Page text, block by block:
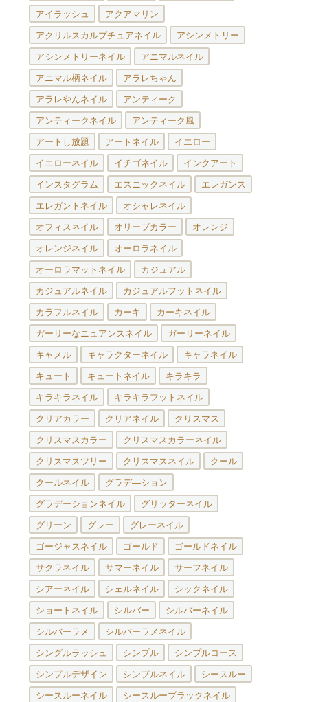
アイラッシュ アクアマリン
アクリルスカルプチュアネイル アシンメトリー
アシンメトリーネイル アニマルネイル
アニマル柄ネイル アラレちゃん
アラレやんネイル アンティーク
アンティークネイル アンティーク風
アートし放題 アートネイル イエロー
イエローネイル イチゴネイル インクアート
インスタグラム エスニックネイル エレガンス
エレガントネイル オシャレネイル
オフィスネイル オリーブカラー オレンジ
オレンジネイル オーロラネイル
オーロラマットネイル カジュアル
カジュアルネイル カジュアルフットネイル
カラフルネイル カーキ カーキネイル
ガーリーなニュアンスネイル ガーリーネイル
キャメル キャラクターネイル キャラネイル
キュート キュートネイル キラキラ
キラキラネイル キラキラフットネイル
クリアカラー クリアネイル クリスマス
クリスマスカラー クリスマスカラーネイル
クリスマスツリー クリスマスネイル クール
クールネイル グラデ―ション
グラデーションネイル グリッターネイル
グリーン グレー グレーネイル
ゴージャスネイル ゴールド ゴールドネイル
サクラネイル サマーネイル サーフネイル
シアーネイル シェルネイル シックネイル
ショートネイル シルバー シルバーネイル
シルバーラメ シルバーラメネイル
シングルラッシュ シンプル シンプルコース
シンプルデザイン シンプルネイル シースルー
シースルーネイル シースルーブラックネイル